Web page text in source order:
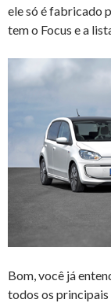
ele só é fabricado
tem o Focus e a
Bom, você já
todos os